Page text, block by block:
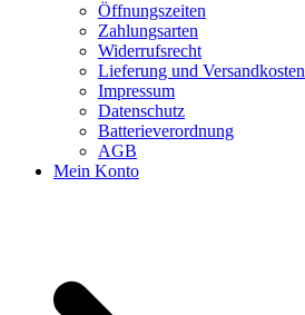
Öffnungszeiten
Zahlungsarten
Widerrufsrecht
Lieferung und Versandkosten
Impressum
Datenschutz
Batterieverordnung
AGB
Mein Konto